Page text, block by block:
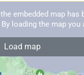
embedded map has
loading the map
Load map